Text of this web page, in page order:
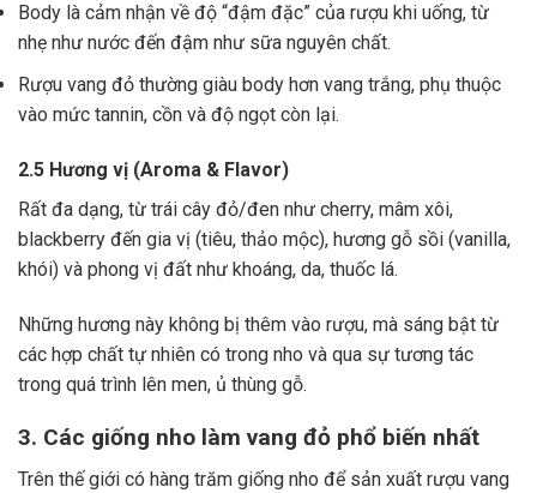
Body là cảm nhận về độ “đậm đặc” của rượu khi uống, từ
nhẹ như nước đến đậm như sữa nguyên chất.
Rượu vang đỏ thường giàu body hơn vang trắng, phụ thuộc
vào mức tannin, cồn và độ ngọt còn lại.
2.5 Hương vị (Aroma & Flavor)
Rất đa dạng, từ trái cây đỏ/đen như cherry, mâm xôi,
blackberry đến gia vị (tiêu, thảo mộc), hương gỗ sồi (vanilla,
khói) và phong vị đất như khoáng, da, thuốc lá.
Những hương này không bị thêm vào rượu, mà sáng bật từ
các hợp chất tự nhiên có trong nho và qua sự tương tác
trong quá trình lên men, ủ thùng gỗ.
3. Các giống nho làm vang đỏ phổ biến nhất
Trên thế giới có hàng trăm giống nho để sản xuất rượu vang